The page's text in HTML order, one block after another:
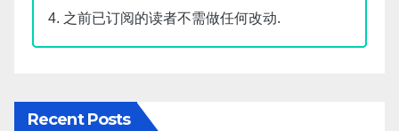
4. 之前已订阅的读者不需做任何改动.
Recent Posts